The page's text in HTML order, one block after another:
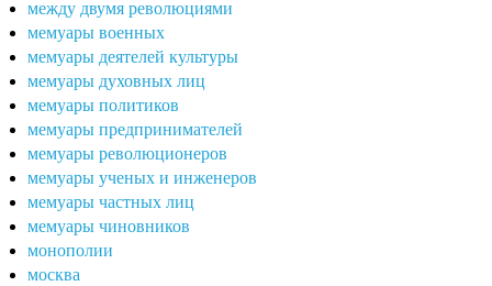
между двумя революциями
мемуары военных
мемуары деятелей культуры
мемуары духовных лиц
мемуары политиков
мемуары предпринимателей
мемуары революционеров
мемуары ученых и инженеров
мемуары частных лиц
мемуары чиновников
монополии
москва